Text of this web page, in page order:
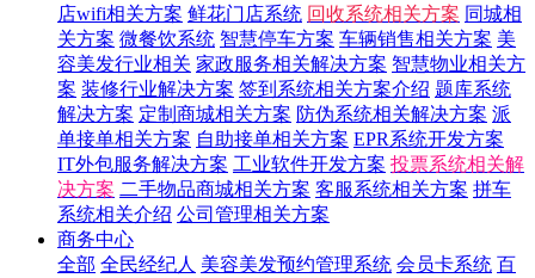
店wifi相关方案 鲜花门店系统 回收系统相关方案 同城相
关方案 微餐饮系统 智慧停车方案 车辆销售相关方案 美
容美发行业相关 家政服务相关解决方案 智慧物业相关方
案 装修行业解决方案 签到系统相关方案介绍 题库系统
解决方案 定制商城相关方案 防伪系统相关解决方案 派
单接单相关方案 自助接单相关方案 EPR系统开发方案
IT外包服务解决方案 工业软件开发方案 投票系统相关解
决方案 二手物品商城相关方案 客服系统相关方案 拼车
系统相关介绍 公司管理相关方案
商务中心
全部 全民经纪人 美容美发预约管理系统 会员卡系统 百